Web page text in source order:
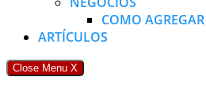
COMO
ARTÍCULOS
Close Menu X